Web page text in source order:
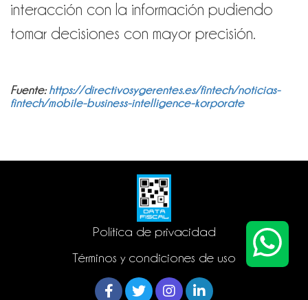
interacción con la información pudiendo
tomar decisiones con mayor precisión.
Fuente:https://directivosygerentes.es/fintech/noticias-
fintech/mobile-business-intelligence-korporate
Política de privacidad
Términos y condiciones de uso